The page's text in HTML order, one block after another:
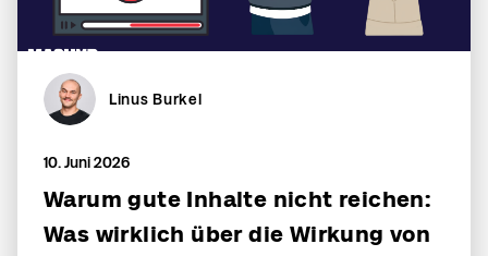
Linus Burkel
10. Juni 2026
Warum gute Inhalte nicht reichen:
Was wirklich über die Wirkung von